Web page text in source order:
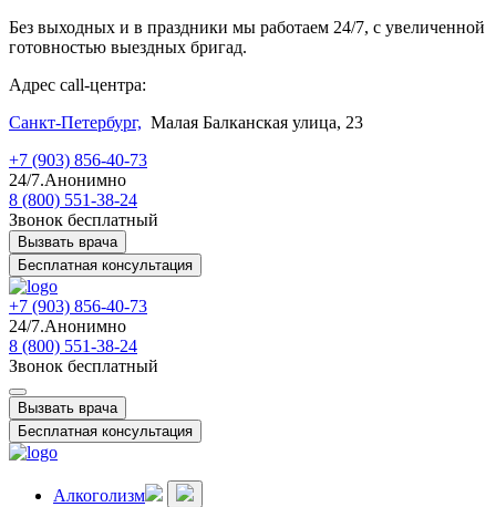
Без выходных и в праздники мы работаем 24/7, с увеличенной
готовностью выездных бригад.
Адрес call-центра:
Санкт-Петербург, Малая Балканская улица, 23
+7 (903) 856-40-73
24/7.Анонимно
8 (800) 551-38-24
Звонок бесплатный
Вызвать врача
Бесплатная консультация
+7 (903) 856-40-73
24/7.Анонимно
8 (800) 551-38-24
Звонок бесплатный
Вызвать врача
Бесплатная консультация
Алкоголизм